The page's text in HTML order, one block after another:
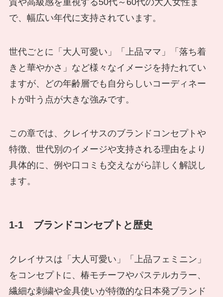
質や高級感を重視する50代～60代の大人女性ま
で、幅広い年代に支持されています。
世代ごとに「大人可愛い」「上品ママ」「落ち着
きと華やかさ」など様々なイメージを持たれてい
ますが、どの年齢層でも自分らしいコーディネー
トが叶う点が大きな強みです。
この章では、クレイサスのブランドコンセプトや
特徴、世代別のイメージや支持される理由をより
具体的に、例や口コミも交えながら詳しく解説し
ます。
1-1 ブランドコンセプトと歴史
クレイサスは「大人可愛い」「上品フェミニン」
をコンセプトに、椿モチーフやパステルカラー、
繊細な刺繍や金具使いが特徴的な日本発ブランド